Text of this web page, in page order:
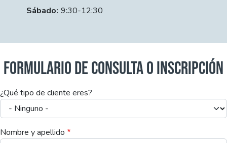
Sábado: 9:30-12:30
FORMULARIO DE CONSULTA O INSCRIPCIÓN
¿Qué tipo de cliente eres?
Nombre y apellido